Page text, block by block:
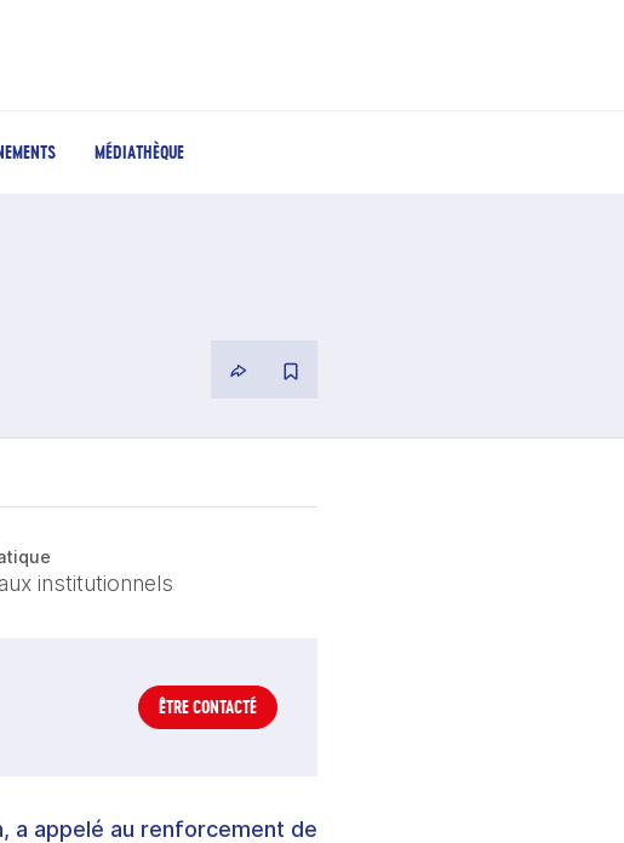
MÉDIATHÈQUE
institutionnels
ÊTRE CONTACTÉ
a appelé au renforcement de